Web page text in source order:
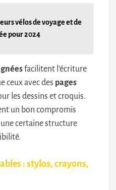
vélos de voyage et de
pour 2024
facilitent l’écriture
ceux avec des pages
les dessins et croquis.
un bon compromis
certaine structure
: stylos, crayons,